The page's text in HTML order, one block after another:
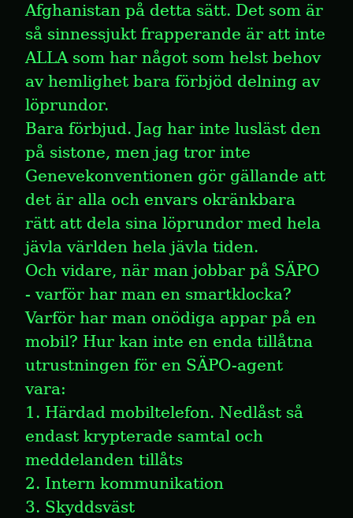
Afghanistan på detta sätt. Det som är
så sinnessjukt frapperande är att inte
ALLA som har något som helst behov
av hemlighet bara förbjöd delning av
löprundor.
Bara förbjud. Jag har inte lusläst den
på sistone, men jag tror inte
Genevekonventionen gör gällande att
det är alla och envars okränkbara
rätt att dela sina löprundor med hela
jävla världen hela jävla tiden.
Och vidare, när man jobbar på SÄPO
- varför har man en smartklocka?
Varför har man onödiga appar på en
mobil? Hur kan inte en enda tillåtna
utrustningen för en SÄPO-agent
vara:
1. Härdad mobiltelefon. Nedlåst så
endast krypterade samtal och
meddelanden tillåts
2. Intern kommunikation
3. Skyddsväst